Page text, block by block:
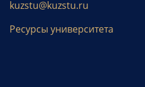
kuzstu@kuzstu.ru
Ресурсы университета